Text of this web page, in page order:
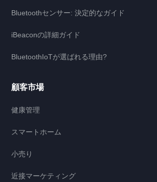
Bluetoothセンサー: 決定的なガイド
iBeaconの詳細ガイド
BluetoothIoTが選ばれる理由?
顧客市場
健康管理
スマートホーム
小売り
近接マーケティング